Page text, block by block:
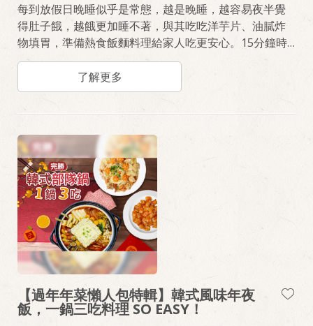
每到放假日晚睡似乎是常態，越是晚睡，越容易夜半覺
得肚子餓，越餓更加睡不著，與其吃吃洋芋片、油膩炸
物填胃，準備熱食飯麵料理給家人吃更安心。15分鐘時
間，使用輕鬆料理飯麵系列、桂冠火鍋料，完成暖胃美
味的快速料理《蕃茄肉醬起司腸義大利麵》、《奶油培
根焗蛋義大利麵》、《紅油抄手麵佐貢丸魚蛋湯》。
了解更多
【過年年菜懶人包特輯】韓式風味年夜
飯，一鍋三吃料理 SO EASY！